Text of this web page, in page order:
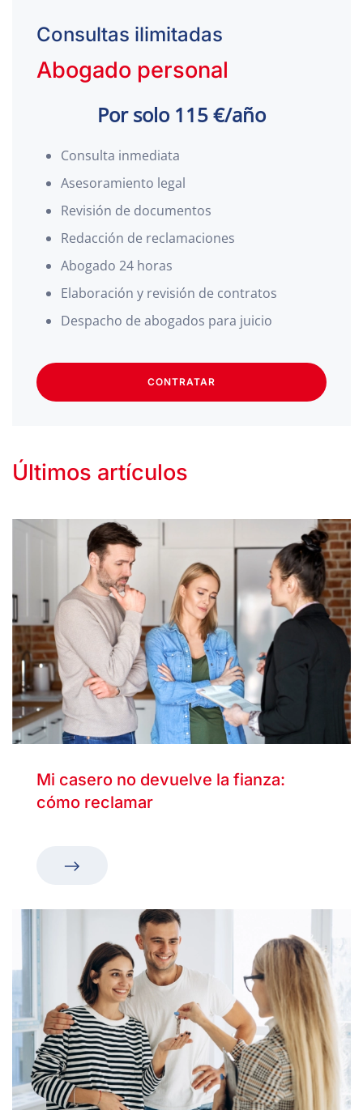
Consultas ilimitadas
Abogado personal
Por solo 115 €/año
Consulta inmediata
Asesoramiento legal
Revisión de documentos
Redacción de reclamaciones
Abogado 24 horas
Elaboración y revisión de contratos
Despacho de abogados para juicio
CONTRATAR
Últimos artículos
Mi casero no devuelve la fianza:
cómo reclamar